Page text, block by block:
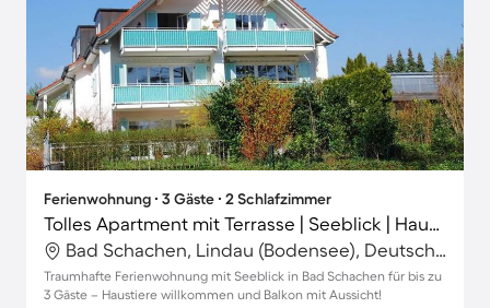
Ferienwohnung ∙ 3 Gäste ∙ 2 Schlafzimmer
Tolles Apartment mit Terrasse | Seeblick | Haustiere sind willkommen
Bad Schachen, Lindau (Bodensee), Deutschland
Traumhafte Ferienwohnung mit Seeblick in Bad Schachen für bis zu
3 Gäste – Haustiere willkommen und Balkon mit Aussicht!